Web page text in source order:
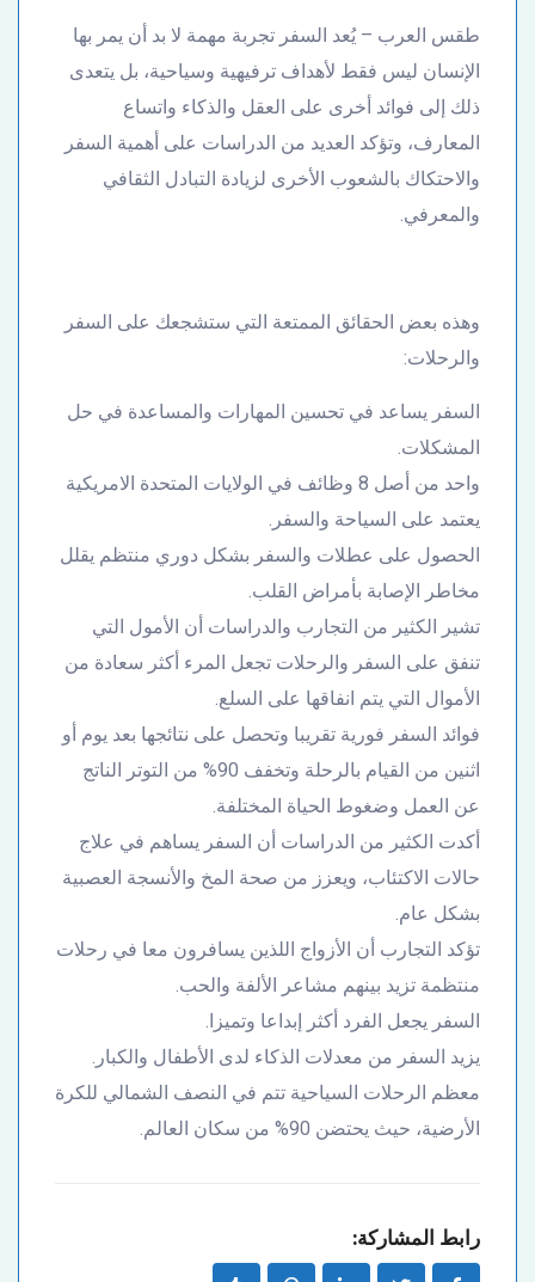
طقس العرب – يُعد السفر تجربة مهمة لا بد أن يمر بها
الإنسان ليس فقط لأهداف ترفيهية وسياحية، بل يتعدى
ذلك إلى فوائد أخرى على العقل والذكاء واتساع
المعارف، وتؤكد العديد من الدراسات على أهمية السفر
والاحتكاك بالشعوب الأخرى لزيادة التبادل الثقافي
والمعرفي.
وهذه بعض الحقائق الممتعة التي ستشجعك على السفر
والرحلات:
السفر يساعد في تحسين المهارات والمساعدة في حل
المشكلات.
واحد من أصل 8 وظائف في الولايات المتحدة الامريكية
يعتمد على السياحة والسفر.
الحصول على عطلات والسفر بشكل دوري منتظم يقلل
مخاطر الإصابة بأمراض القلب.
تشير الكثير من التجارب والدراسات أن الأمول التي
تنفق على السفر والرحلات تجعل المرء أكثر سعادة من
الأموال التي يتم انفاقها على السلع.
فوائد السفر فورية تقريبا وتحصل على نتائجها بعد يوم أو
اثنين من القيام بالرحلة وتخفف 90% من التوتر الناتج
عن العمل وضغوط الحياة المختلفة.
أكدت الكثير من الدراسات أن السفر يساهم في علاج
حالات الاكتئاب، ويعزز من صحة المخ والأنسجة العصبية
بشكل عام.
تؤكد التجارب أن الأزواج اللذين يسافرون معا في رحلات
منتظمة تزيد بينهم مشاعر الألفة والحب.
السفر يجعل الفرد أكثر إبداعا وتميزا.
يزيد السفر من معدلات الذكاء لدى الأطفال والكبار.
معظم الرحلات السياحية تتم في النصف الشمالي للكرة
الأرضية، حيث يحتضن 90% من سكان العالم.
رابط المشاركة: